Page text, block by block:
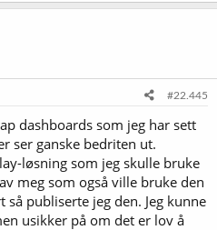
#22.445
dashboards som jeg har sett
ser ganske bedriten ut.
løsning som jeg skulle bruke
meg som også ville bruke den
publiserte jeg den. Jeg kunne
usikker på om det er lov å